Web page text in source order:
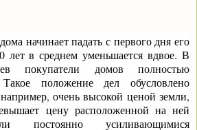
начинает падать с первого дня его
лет в среднем уменьшается вдвое. В
покупатели домов полностью
положение дел обусловлено
очень высокой ценой земли,
цену расположенной на ней
постоянно усиливающимися